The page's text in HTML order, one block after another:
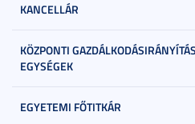
KANCELLÁR
KÖZPONTI
EGYSÉGEK
EGYETEMI FŐTITKÁR